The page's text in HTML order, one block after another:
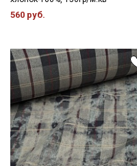
560 руб.
данных